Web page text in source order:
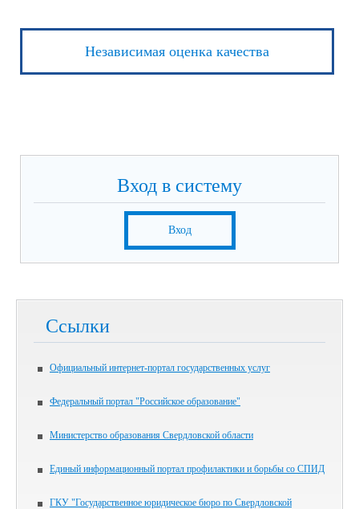
Независимая оценка качества
Вход в систему
Вход
Ссылки
Официальный интернет-портал государственных услуг
Федеральный портал "Российское образование"
Министерство образования Свердловской области
Единый информационный портал профилактики и борьбы со СПИД
ГКУ "Государственное юридическое бюро по Свердловской